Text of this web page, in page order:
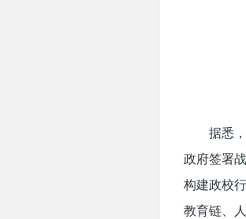
据悉
政府签署
构建政校
教育链、